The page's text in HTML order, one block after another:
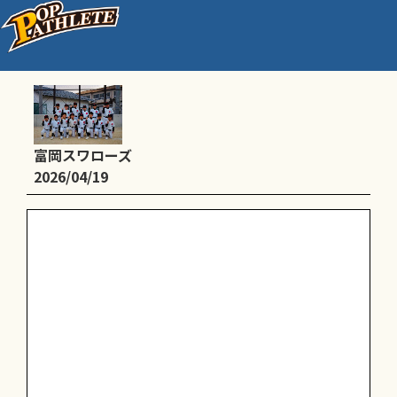
練習試合
富岡スワローズ
2026/04/19